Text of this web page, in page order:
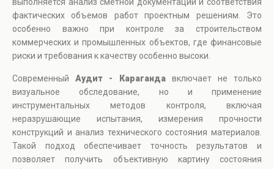
фактических объемов работ проектным решениям. Это
особенно важно при контроле за строительством
коммерческих и промышленных объектов, где финансовые
риски и требования к качеству особенно высоки.
СовременныйАудит - Карагандавключает не только
визуальное обследование, но и применение
инструментальных методов контроля, включая
неразрушающие испытания, измерения прочности
конструкций и анализ технического состояния материалов.
Такой подход обеспечивает точность результатов и
позволяет получить объективную картину состояния